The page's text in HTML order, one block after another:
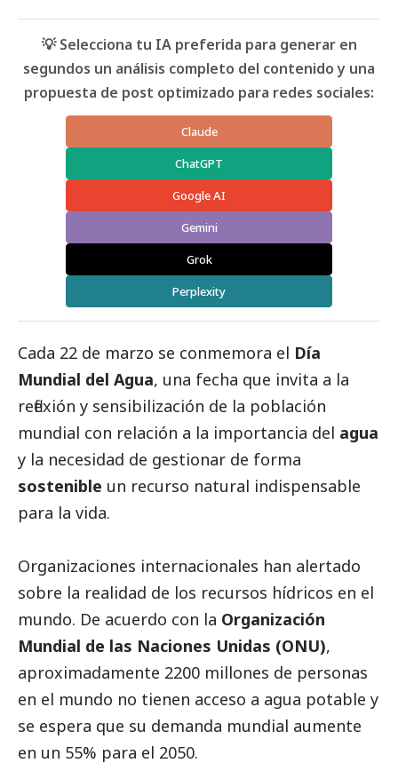
💡 Selecciona tu IA preferida para generar en
segundos un análisis completo del contenido y una
propuesta de post optimizado para redes sociales:
Claude
ChatGPT
Google AI
Gemini
Grok
Perplexity
Cada 22 de marzo se conmemora el Día
Mundial del Agua, una fecha que invita a la
reflexión y sensibilización de la población
mundial con relación a la importancia del agua
y la necesidad de gestionar de forma
sostenible un recurso natural indispensable
para la vida.
Organizaciones internacionales han alertado
sobre la realidad de los recursos hídricos en el
mundo. De acuerdo con la Organización
Mundial de las Naciones Unidas (ONU),
aproximadamente 2200 millones de personas
en el mundo no tienen acceso a agua potable y
se espera que su demanda mundial aumente
en un 55% para el 2050.